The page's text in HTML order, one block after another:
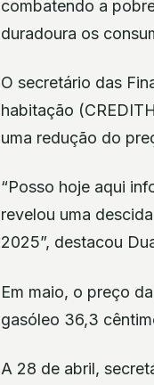
combatendo a
duradoura os
O secretário das
habitação
uma redução do
“Posso hoje aqui
revelou uma
2025”, destacou
Em maio, o preço
gasóleo 36,3
A 28 de abril,